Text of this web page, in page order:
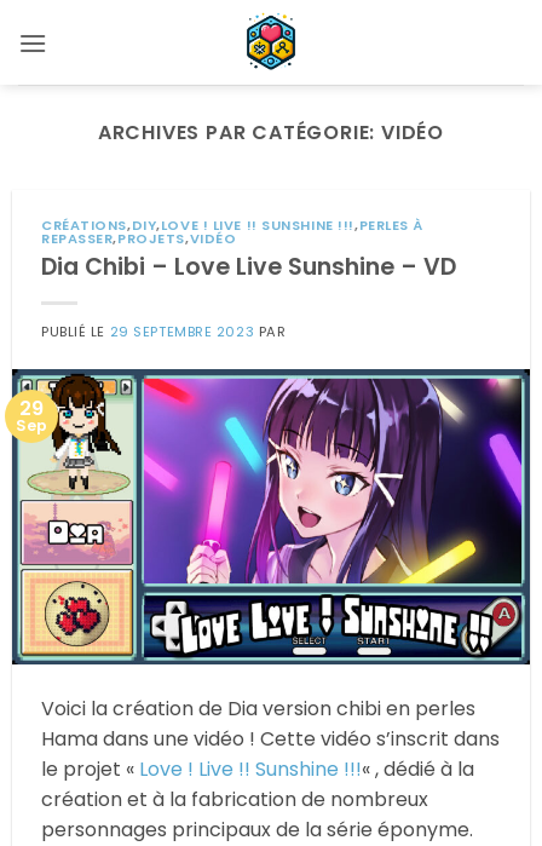
au
ARCHIVES PAR CATÉGORIE:VIDÉO
CRÉATIONS,DIY,LOVE ! LIVE !! SUNSHINE !!!,PERLES À
REPASSER,PROJETS,VIDÉO
Dia Chibi – Love Live Sunshine – VD
PUBLIÉ LE 29 SEPTEMBRE 2023 PAR
29
Sep
Voici la création de Dia version chibi en perles
Hama dans une vidéo ! Cette vidéo s’inscrit dans
le projet « Love ! Live !! Sunshine !!!« , dédié à la
création et à la fabrication de nombreux
personnages principaux de la série éponyme.